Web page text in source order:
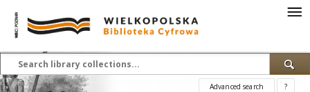
Advanced search ?